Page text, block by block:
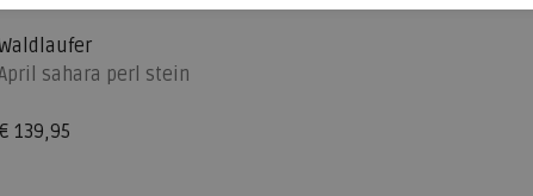
sahara perl stein
€ 139,95